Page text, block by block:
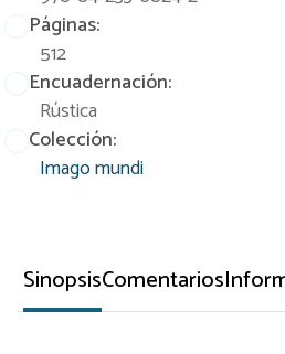
Páginas:
512
Encuadernación:
Rústica
Colección:
Imago mundi
SinopsisComentarios